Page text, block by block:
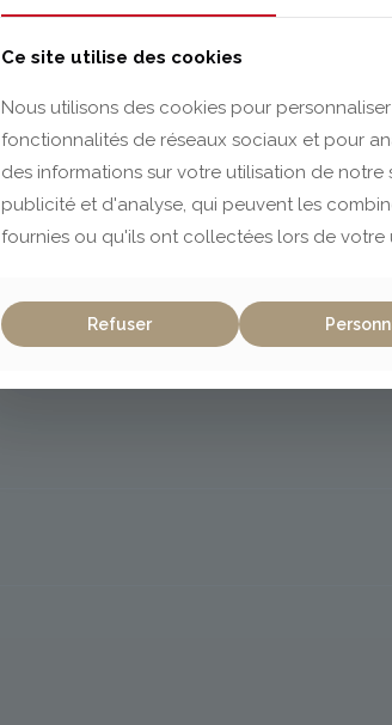
Ce site utilise des cookies
Nous utilisons des cookies pour
fonctionnalités de réseaux sociaux et pour
des informations sur votre utilisation de
publicité et d'analyse, qui peuvent les
fournies ou qu'ils ont collectées lors de votre
Refuser